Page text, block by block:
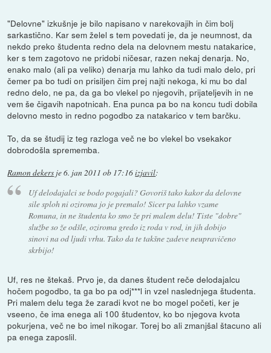
"Delovne" izkušnje je bilo napisano v narekovajih in čim bolj
sarkastično. Kar sem želel s tem povedati je, da je neumnost, da
nekdo preko študenta redno dela na delovnem mestu natakarice,
ker s tem zagotovo ne pridobi ničesar, razen nekaj denarja. No,
enako malo (ali pa veliko) denarja mu lahko da tudi malo delo, pri
čemer pa bo tudi on prisiljen čim prej najti nekoga, ki mu bo dal
redno delo, ne pa, da ga bo vlekel po njegovih, prijateljevih in ne
vem še čigavih napotnicah. Ena punca pa bo na koncu tudi dobila
delovno mesto in redno pogodbo za natakarico v tem barčku.
To, da se študij iz teg razloga več ne bo vlekel bo vsekakor
dobrodošla sprememba.
Ramon dekers je6. jan 2011 ob 17:16izjavil:
Uf delodajalci se bodo pogajali? Govoriš tako kakor da delovne
sile sploh ni oziroma jo je premalo! Sicer pa lahko vzame
Romuna, in ne študenta ko smo že pri malem delu! Tiste "dobre"
službe so že odšle, oziroma gredo iz roda v rod, in jih dobijo
sinovi na od ljudi vrhu. Tako da te takšne zadeve neupravičeno
skrbijo!
Uf, res ne štekaš. Prvo je, da danes študent reče delodajalcu
hočem pogodbo, ta ga bo pa odj***l in vzel naslednjega študenta.
Pri malem delu tega že zaradi kvot ne bo mogel početi, ker je
vseeno, če ima enega ali 100 študentov, ko bo njegova kvota
pokurjena, več ne bo imel nikogar. Torej bo ali zmanjšal štacuno ali
pa enega zaposlil.